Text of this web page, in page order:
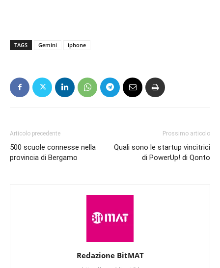
TAGS Gemini iphone
Articolo precedente
500 scuole connesse nella
provincia di Bergamo
Prossimo articolo
Quali sono le startup vincitrici
di PowerUp! di Qonto
Redazione BitMAT